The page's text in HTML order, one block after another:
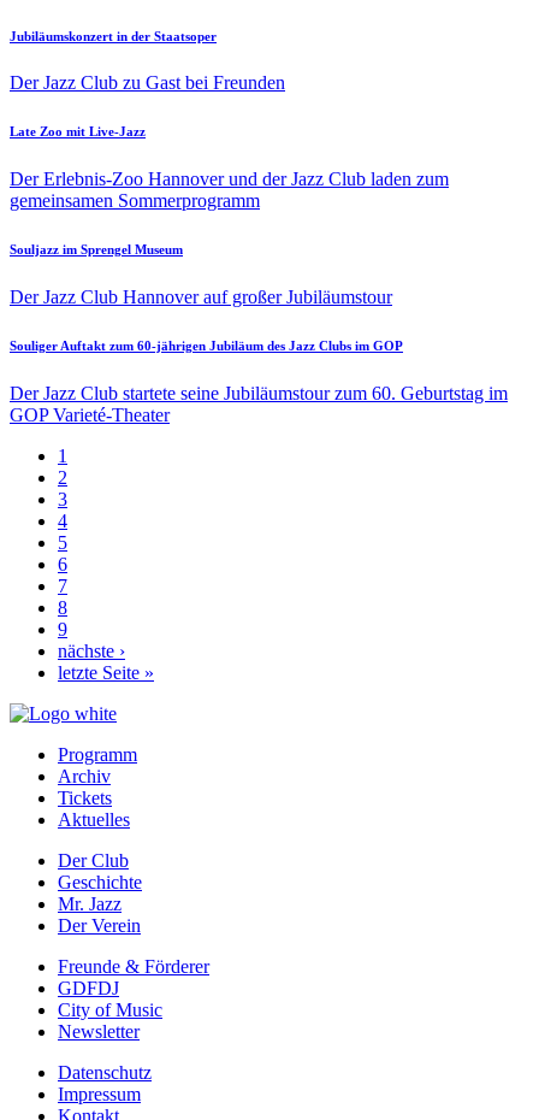
Jubiläumskonzert in der Staatsoper
Der Jazz Club zu Gast bei Freunden
Late Zoo mit Live-Jazz
Der Erlebnis-Zoo Hannover und der Jazz Club laden zum
gemeinsamen Sommerprogramm
Souljazz im Sprengel Museum
Der Jazz Club Hannover auf großer Jubiläumstour
Souliger Auftakt zum 60-jährigen Jubiläum des Jazz Clubs im GOP
Der Jazz Club startete seine Jubiläumstour zum 60. Geburtstag im
GOP Varieté-Theater
Seitennummerierung
Aktuelle
Seite
1
Page
2
Page
3
Page
4
Page
5
Page
6
Page
7
Page
8
Page
9
Nächste
Seite
nächste ›
Letzte
letzte Seite »
Prefooter
Programm
Archiv
Tickets
Aktuelles
Prefooter
Der Club
Geschichte
Mr. Jazz
Der Verein
Prefooter
Freunde & Förderer
GDFDJ
City of Music
Newsletter
Footer
Datenschutz
Impressum